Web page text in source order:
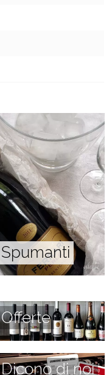
Spumanti
Offerte
Dicono di noi